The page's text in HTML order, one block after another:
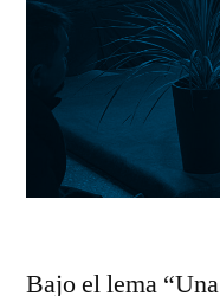
Bajo el lema